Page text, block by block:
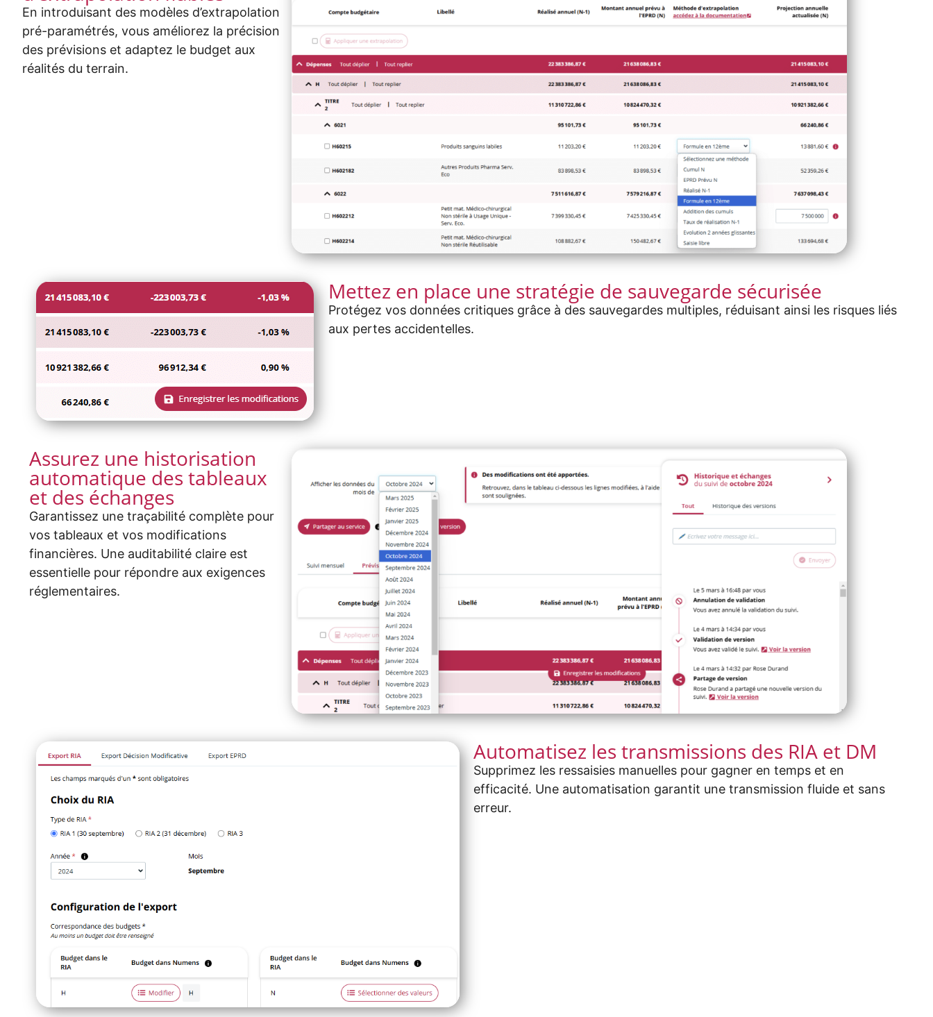
En introduisant des modèles d’extrapolation
pré-paramétrés, vous améliorez la précision
des prévisions et adaptez le budget aux
réalités du terrain.
Mettez en place une stratégie de sauvegarde sécurisée
Protégez vos données critiques grâce à des sauvegardes multiples, réduisant ainsi les risques liés
aux pertes accidentelles.
Assurez une historisation
automatique des tableaux
et des échanges
Garantissez une traçabilité complète pour
vos tableaux et vos modifications
financières. Une auditabilité claire est
essentielle pour répondre aux exigences
réglementaires.
Automatisez les transmissions des RIA et DM
Supprimez les ressaisies manuelles pour gagner en temps et en
efficacité. Une automatisation garantit une transmission fluide et sans
erreur.